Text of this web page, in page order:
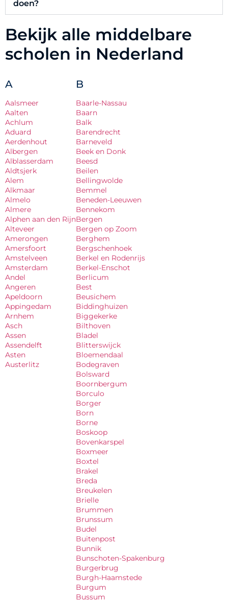
doen?
Bekijk alle middelbare
scholen in Nederland
A
Aalsmeer
Aalten
Achlum
Aduard
Aerdenhout
Albergen
Alblasserdam
Aldtsjerk
Alem
Alkmaar
Almelo
Almere
Alphen aan den Rijn
Alteveer
Amerongen
Amersfoort
Amstelveen
Amsterdam
Andel
Angeren
Apeldoorn
Appingedam
Arnhem
Asch
Assen
Assendelft
Asten
Austerlitz
B
Baarle-Nassau
Baarn
Balk
Barendrecht
Barneveld
Beek en Donk
Beesd
Beilen
Bellingwolde
Bemmel
Beneden-Leeuwen
Bennekom
Bergen
Bergen op Zoom
Berghem
Bergschenhoek
Berkel en Rodenrijs
Berkel-Enschot
Berlicum
Best
Beusichem
Biddinghuizen
Biggekerke
Bilthoven
Bladel
Blitterswijck
Bloemendaal
Bodegraven
Bolsward
Boornbergum
Borculo
Borger
Born
Borne
Boskoop
Bovenkarspel
Boxmeer
Boxtel
Brakel
Breda
Breukelen
Brielle
Brummen
Brunssum
Budel
Buitenpost
Bunnik
Bunschoten-Spakenburg
Burgerbrug
Burgh-Haamstede
Burgum
Bussum